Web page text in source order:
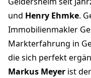
und Henry Ehmke.
Immobilienmakler
Markterfahrung in
die sich perfekt
Markus Meyer ist